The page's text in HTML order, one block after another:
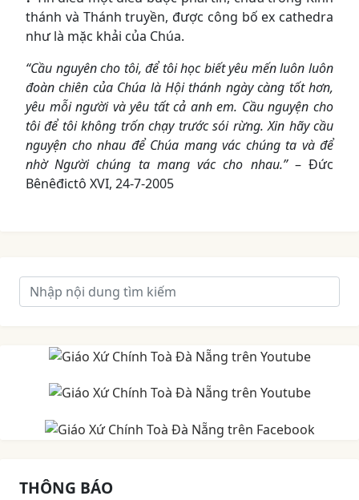
thánh và Thánh truyền, được công bố ex cathedra
như là mặc khải của Chúa.
“Cầu nguyên cho tôi, để tôi học biết yêu mến luôn luôn
đoàn chiên của Chúa là Hội thánh ngày càng tốt hơn,
yêu mỗi người và yêu tất cả anh em. Cầu nguyện cho
tôi để tôi không trốn chạy trước sói rừng. Xin hãy cầu
nguyện cho nhau để Chúa mang vác chúng ta và để
nhờ Người chúng ta mang vác cho nhau.”– Đức
Bênêđictô XVI, 24-7-2005
THÔNG BÁO